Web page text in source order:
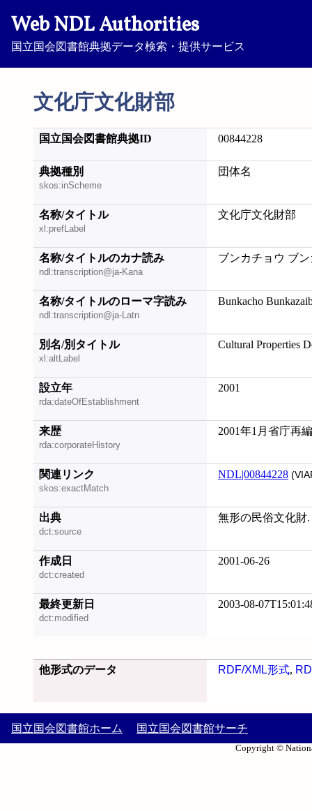
Web NDL Authorities
国立国会図書館典拠データ検索・提供サービス
文化庁文化財部
国立国会図書館典拠ID 00844228
典拠種別
skos:inScheme
団体名
名称/タイトル
xl:prefLabel
文化庁文化財部
名称/タイトルのカナ読み
ndl:transcription@ja-Kana
ブンカチョウ ブ
名称/タイトルのローマ字読み
ndl:transcription@ja-Latn
Bunkacho
別名/別タイトル
xl:altLabel
Cultural Properties
設立年
rda:dateOfEstablishment
2001
来歴
rda:corporateHistory
2001年1月省庁再編
関連リンク
skos:exactMatch
NDL|00844228
出典
dct:source
無形の民俗文化財.
作成日
dct:created
2001-06-26
最終更新日
dct:modified
2003-08-
他形式のデータ RDF/XML形式,
国立国会図書館ホーム 国立国会図書館サーチ
Copyright ©